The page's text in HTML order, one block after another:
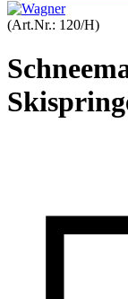
(Art.Nr.: 120/H)